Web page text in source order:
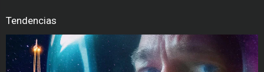
Tendencias